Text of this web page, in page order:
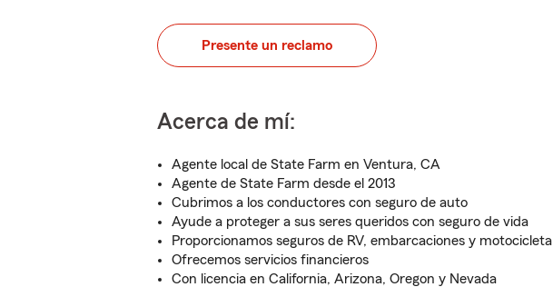
Presente un reclamo
Acerca de mí:
Agente local de State Farm en Ventura, CA
Agente de State Farm desde el 2013
Cubrimos a los conductores con seguro de auto
Ayude a proteger a sus seres queridos con seguro de vida
Proporcionamos seguros de RV, embarcaciones y motocicleta
Ofrecemos servicios financieros
Con licencia en California, Arizona, Oregon y Nevada